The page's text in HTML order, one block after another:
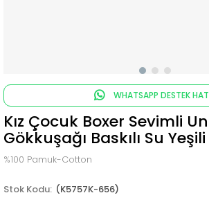
WHATSAPP DESTEK
Kız Çocuk Boxer Sevimli
Gökkuşağı Baskılı Su
%100 Pamuk-Cotton
(K5757K-656)